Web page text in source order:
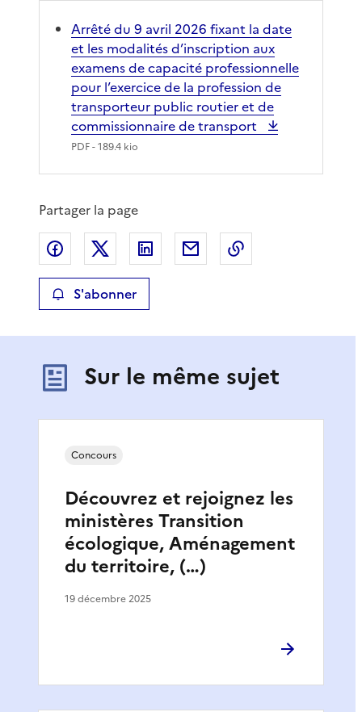
Arrêté du 9 avril 2026 fixant la date
et les modalités d’inscription aux
examens de capacité professionnelle
pour l’exercice de la profession de
transporteur public routier et de
commissionnaire de transport
PDF- 189.4 kio
Partager la page
Partager sur Facebook
Partager sur XPartager sur LinkedIn
Partager par email
S'abonner
Sur le même sujet
Découvrez et rejoignez les
ministères Transition
écologique, Aménagement
du territoire, (…)
Concours
19 décembre 2025